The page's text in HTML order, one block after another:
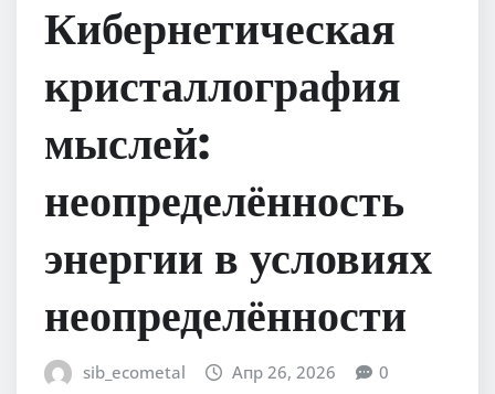
Кибернетическая
кристаллография
мыслей:
неопределённость
энергии в условиях
неопределённости
sib_ecometal Апр 26, 2026 0